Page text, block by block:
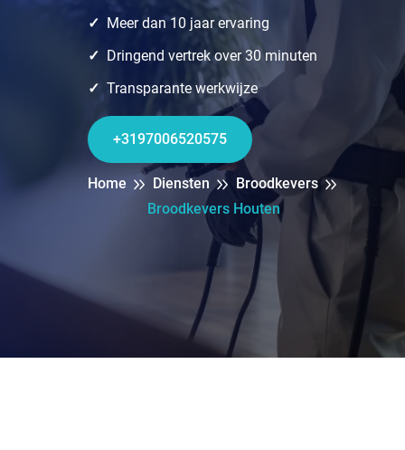
Meer dan 10 jaar ervaring
Dringend vertrek over 30 minuten
Transparante werkwijze
+3197006520575
Home Diensten
Broodkevers
Broodkevers Houten